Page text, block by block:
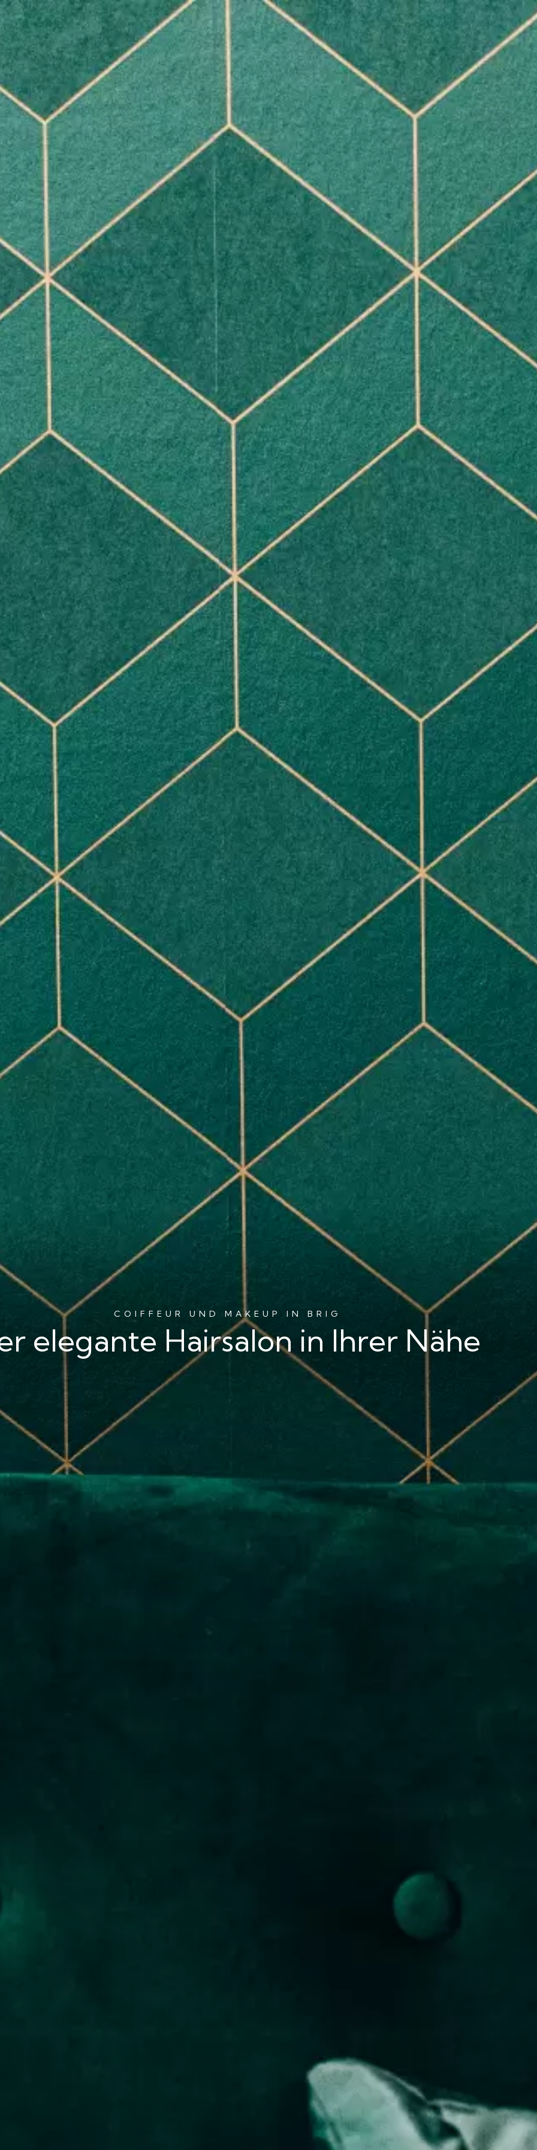
COIFFEUR UND MAKEUP IN BRIG
elegante Hairsalon in Ihrer Nähe